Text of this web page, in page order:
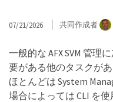
07/21/2026 共同作成者
一般的な AFX SVM 管理
要がある他のタスクが
ほとんどは System
場合によっては CLI を